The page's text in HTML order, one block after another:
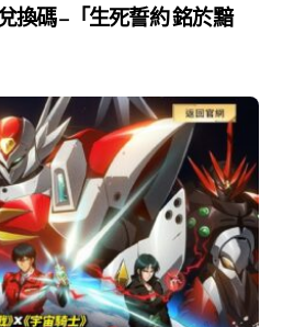
換碼 –「生死誓約 銘於黯